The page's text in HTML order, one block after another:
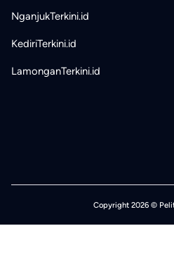
NganjukTerkini.id
KediriTerkini.id
LamonganTerkini.id
Copyright 2026 ©